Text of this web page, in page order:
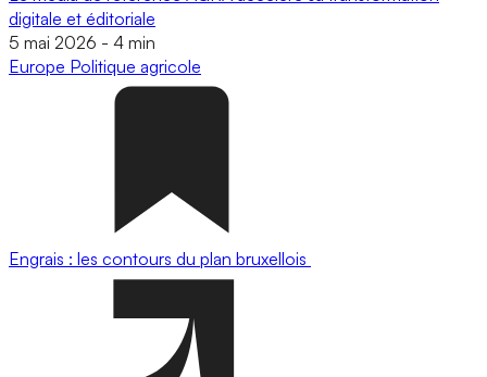
digitale et éditoriale
5 mai 2026 - 4 min
Europe Politique agricole
Engrais : les contours du plan bruxellois